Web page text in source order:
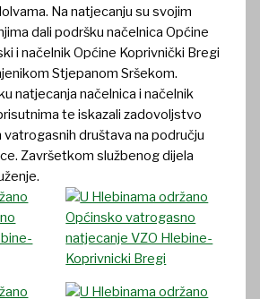
Na natjecanju su svojim
dali podršku načelnica Općine
i načelnik Općine Koprivnički Bregi
Stjepanom Sršekom.
natjecanja načelnica i načelnik
te iskazali zadovoljstvo
društava na području
Završetkom službenog dijela